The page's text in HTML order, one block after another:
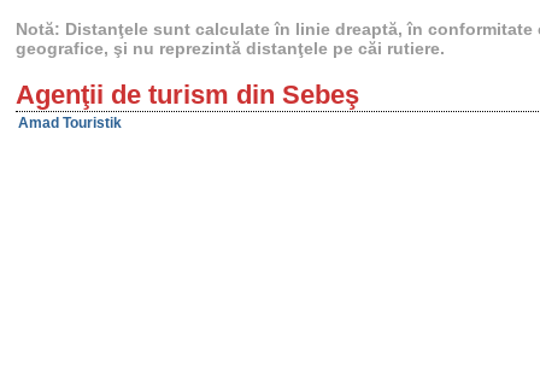
Notă: Distanţele sunt calculate în linie dreaptă, în conformitate
geografice, şi nu reprezintă distanţele pe căi rutiere.
Agenţii de turism din Sebeş
Amad Touristik